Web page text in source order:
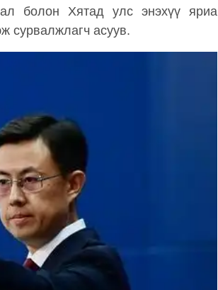
болон Хятад улс энэхүү яриа
сурвалжлагч асуув.